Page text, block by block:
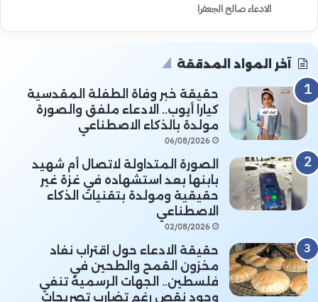
الادعاء صالح الجعفرا
آخر المواد المدققة
حقيقة خبر وفاة الطفلة المقدسية
كيارا أيوب.. الادعاء ملفق والصورة
مولدة بالذكاء الاصطناعي
06/08/2026
الصورة المتداولة لاتصال أم شهيد
بابنها بعد استشهاده في غزة غير
حقيقية ومولدة بتقنيات الذكاء
الاصطناعي
02/08/2026
حقيقة الادعاء حول اقتراب نفاد
مخزون القمح والطحين في
فلسطين.. الجهات الرسمية تنفي
وجود نقص رغم تضارب تصريحات